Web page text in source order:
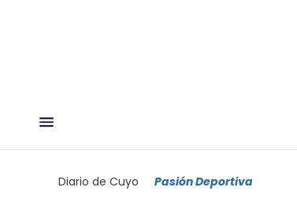
Diario de Cuyo Pasión Deportiva